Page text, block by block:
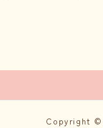
Copyright ©